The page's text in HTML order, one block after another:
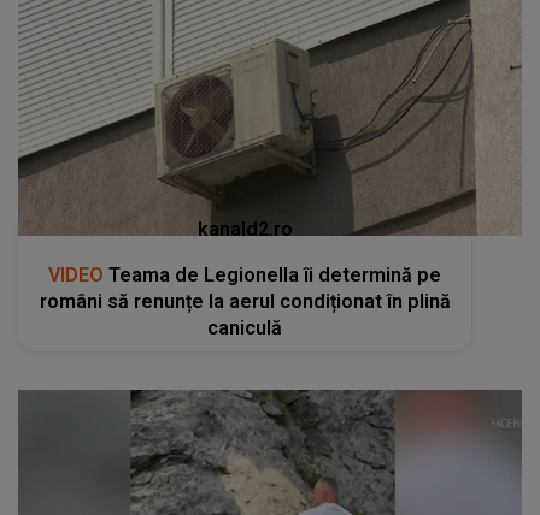
kanald2.ro
VIDEO Teama de Legionella îi determină pe
români să renunțe la aerul condiționat în plină
caniculă